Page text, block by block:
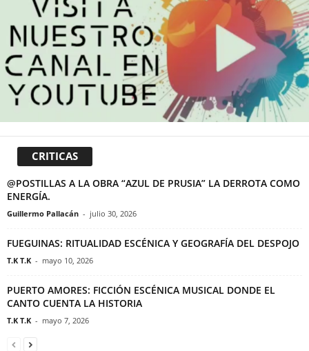
CRITICAS
@POSTILLAS A LA OBRA “AZUL DE PRUSIA” LA DERROTA COMO
ENERGÍA.
Guillermo Pallacán - julio 30, 2026
FUEGUINAS: RITUALIDAD ESCÉNICA Y GEOGRAFÍA DEL DESPOJO
T.K T.K - mayo 10, 2026
PUERTO AMORES: FICCIÓN ESCÉNICA MUSICAL DONDE EL
CANTO CUENTA LA HISTORIA
T.K T.K - mayo 7, 2026